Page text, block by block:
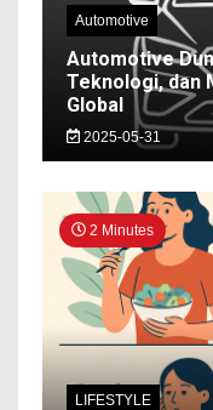
Automotive
Automotive
Teknologi, dan
Global
2025-05-31
2 Minutes
LIFESTYLE